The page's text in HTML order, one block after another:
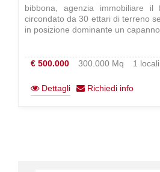
bibbona, agenzia immobiliare il
circondato da 30 ettari di terreno
in posizione dominante un
€ 500.000 300.000 Mq 1 locali
Dettagli Richiedi info